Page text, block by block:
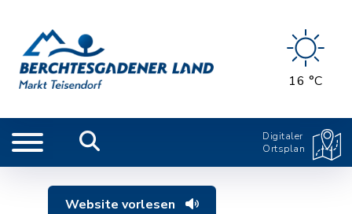
16 °C
Digitaler
Ortsplan
Website vorlesen